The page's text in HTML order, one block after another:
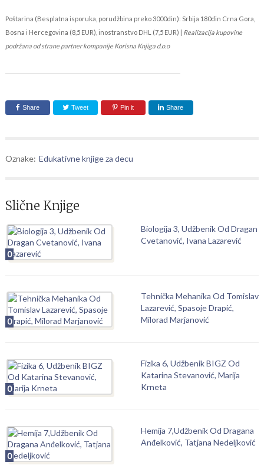
Poštarina (Besplatna isporuka, porudžbina preko 3000din): Srbija 180din Crna Gora,
Bosna i Hercegovina (8,5 EUR), inostranstvo DHL (7,5 EUR) | Realizacija kupovine
podržana od strane partner kompanije Korisna Knjiga d.o.o
Share Tweet Pin it Share
Oznake: Edukativne knjige za decu
Slične Knjige
0
Biologija 3, Udžbenik Od Dragan
Cvetanović, Ivana Lazarević
0
Tehnička Mehanika Od Tomislav
Lazarević, Spasoje Drapić,
Milorad Marjanović
0
Fizika 6, Udžbenik BIGZ Od
Katarina Stevanović, Marija
Krneta
0
Hemija 7,Udžbenik Od Dragana
Anđelković, Tatjana Nedeljković